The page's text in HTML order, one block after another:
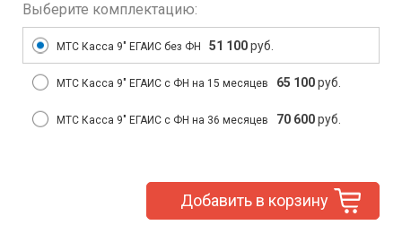
Выберите комплектацию:
МТС Касса 9″ ЕГАИС без ФН 51 100руб.
МТС Касса 9″ ЕГАИС с ФН на 15 месяцев 65 100руб.
МТС Касса 9″ ЕГАИС с ФН на 36 месяцев 70 600руб.
Добавить в корзину